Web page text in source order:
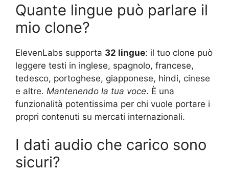
Quante lingue può parlare il
mio clone?
ElevenLabs supporta 32 lingue: il tuo clone può
leggere testi in inglese, spagnolo, francese,
tedesco, portoghese, giapponese, hindi, cinese
e altre. Mantenendo la tua voce. È una
funzionalità potentissima per chi vuole portare i
propri contenuti su mercati internazionali.
I dati audio che carico sono
sicuri?